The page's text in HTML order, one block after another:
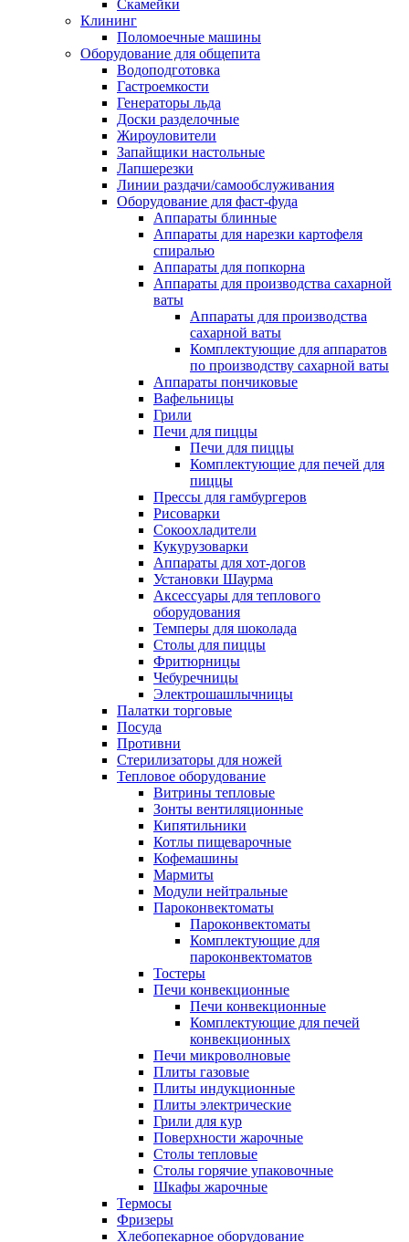
Скамейки
Клининг
Поломоечные машины
Оборудование для общепита
Водоподготовка
Гастроемкости
Генераторы льда
Доски разделочные
Жироуловители
Запайщики настольные
Лапшерезки
Линии раздачи/самообслуживания
Оборудование для фаст-фуда
Аппараты блинные
Аппараты для нарезки картофеля
спиралью
Аппараты для попкорна
Аппараты для производства сахарной
ваты
Аппараты для производства
сахарной ваты
Комплектующие для аппаратов
по производству сахарной ваты
Аппараты пончиковые
Вафельницы
Грили
Печи для пиццы
Печи для пиццы
Комплектующие для печей для
пиццы
Прессы для гамбургеров
Рисоварки
Сокоохладители
Кукурузоварки
Аппараты для хот-догов
Установки Шаурма
Аксессуары для теплового
оборудования
Темперы для шоколада
Столы для пиццы
Фритюрницы
Чебуречницы
Электрошашлычницы
Палатки торговые
Посуда
Противни
Стерилизаторы для ножей
Тепловое оборудование
Витрины тепловые
Зонты вентиляционные
Кипятильники
Котлы пищеварочные
Кофемашины
Мармиты
Модули нейтральные
Пароконвектоматы
Пароконвектоматы
Комплектующие для
пароконвектоматов
Тостеры
Печи конвекционные
Печи конвекционные
Комплектующие для печей
конвекционных
Печи микроволновые
Плиты газовые
Плиты индукционные
Плиты электрические
Грили для кур
Поверхности жарочные
Столы тепловые
Столы горячие упаковочные
Шкафы жарочные
Термосы
Фризеры
Хлебопекарное оборудование